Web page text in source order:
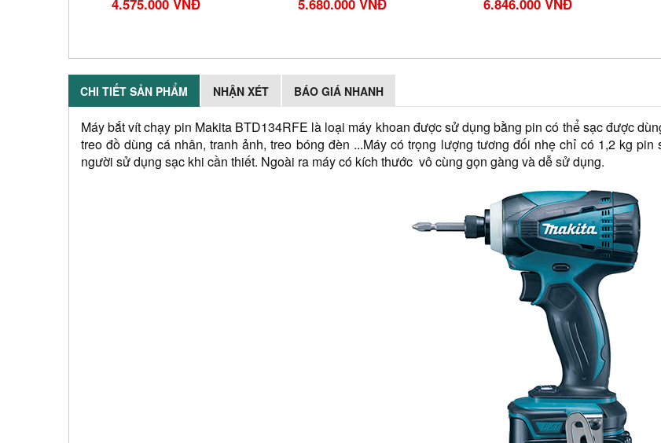
5.680.000 VNĐ 6.846.000 VNĐ 6.690.000 VNĐ
CHI TIẾT SẢN PHẨM NHẬN XÉT BÁO GIÁ NHANH
Máy bắt vít chạy pin Makita BTD134RFE là loại máy khoan được sử dụng bằng pin có thể sạc được
treo đồ dùng cá nhân, tranh ảnh, treo bóng đèn ...Máy có trọng lượng tương đối nhẹ chỉ có 1,2 kg
người sử dụng sạc khi cần thiết. Ngoài ra máy có kích thước  vô cùng gọn gàng và dễ sử dụng.